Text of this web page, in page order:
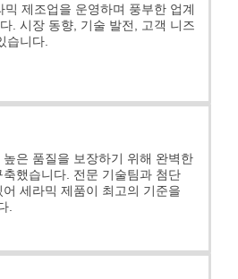
제조업을 운영하며 풍부한 업계
. 시장 동향, 기술 발전, 고객 니즈
습니다.
은 품질을 보장하기 위해 완벽한
했습니다. 전문 기술팀과 첨단
세라믹 제품이 최고의 기준을
.